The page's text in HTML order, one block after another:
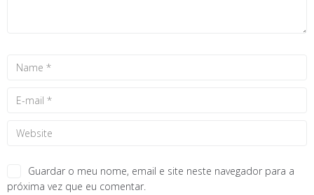
Guardar o meu nome, email e site neste navegador para a
próxima vez que eu comentar.